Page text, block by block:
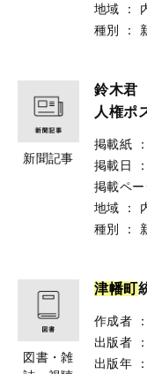
地域
：
種別
：
新聞記事
鈴木君
人権ポ
掲載紙 ：
掲載日
：
掲載ペー
地域
：
種別
：
図書・雑
津幡町
作成者 ：
出版者
：
出版年
：